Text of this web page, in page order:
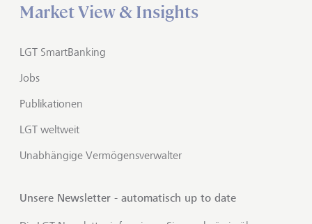
Market View & Insights
LGT SmartBanking
Jobs
Publikationen
LGT weltweit
Unabhängige Vermögensverwalter
Unsere Newsletter - automatisch up to date